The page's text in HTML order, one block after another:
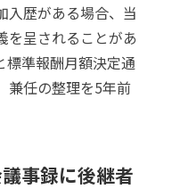
入歴がある場合、当
を呈されることがあ
標準報酬月額決定通
兼任の整理を5年前
事録に後継者